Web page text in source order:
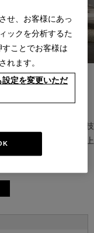
を掲げるグローバル家
意識を融合し、素材や技
提案。長く愛される上
せ、お客様にあっ
ックを分析するた
ことでお客様は
れます。
設定を変更いただ